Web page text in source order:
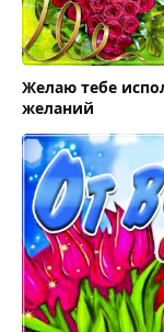
Желаю тебе
желаний